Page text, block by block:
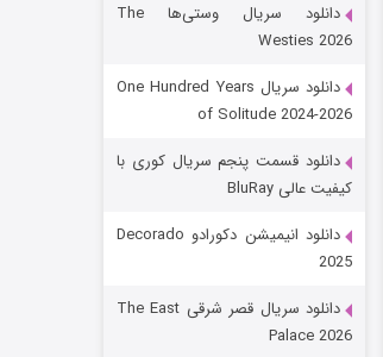
قسمت6 (زیرنویس)
رویایی برای تو
قسمت15 (دوبله)
دانلود سریال وستی‌ها The
Westies 2026
دانلود سریال One Hundred Years
of Solitude 2024-2026
دانلود قسمت پنجم سریال کوری با
کیفیت عالی BluRay
دانلود انیمیشن دکورادو Decorado
2025
دانلود سریال قصر شرقی The East
Palace 2026